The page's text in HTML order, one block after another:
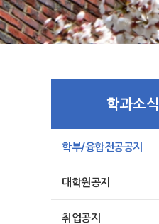
학과소식
학부/융합전공공지
대학원공지
취업공지